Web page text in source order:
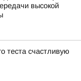
высокой
теста счастливую